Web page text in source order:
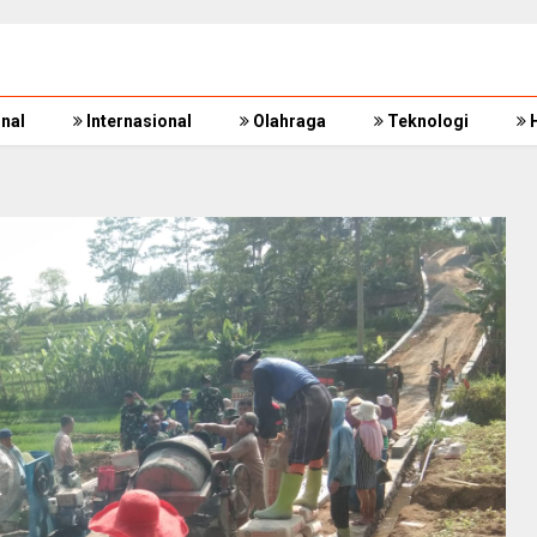
Internasional Olahraga Teknologi